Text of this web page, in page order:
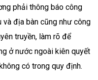
phải thông báo công
và địa bàn cũng như công
truyền, làm rõ để
ở nước ngoài kiên quyết
có trong quy định.